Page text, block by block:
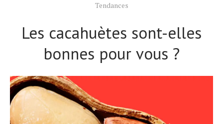
Tendances
Les cacahuètes sont-elles
bonnes pour vous ?